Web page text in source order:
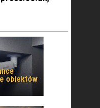
obiektów